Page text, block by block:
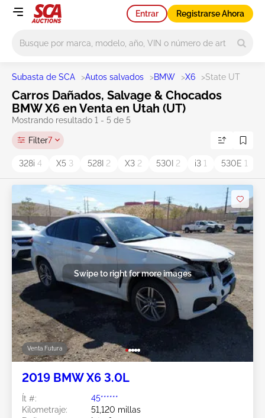
Entrar Registrarse Ahora
Subasta de SCA >Autos salvados >BMW >X6 >State UT
Carros Dañados, Salvage & Chocados
BMW X6 en Venta en Utah (UT)
Mostrando resultado 1 - 5 de 5
Filter7
328i 4 X5 3 528I 2 X3 2 530I 2 i3 1 530E 1
Venta Futura
Swipe to right for more images
2019 BMW X6 3.0L
Ít #:
45******
Kilometraje:
51,120 millas